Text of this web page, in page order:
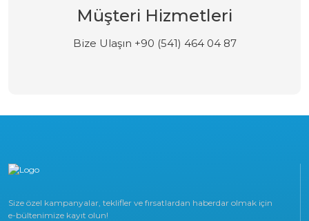
Müşteri Hizmetleri
Bize Ulaşın +90 (541) 464 04 87
Size özel kampanyalar, teklifler ve fırsatlardan haberdar olmak için
e-bültenimize kayıt olun!